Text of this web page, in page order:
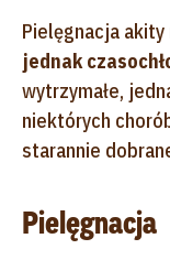
Pielęgnacja akity
jednak
wytrzymałe,
niektórych
starannie
Pielęgnacja